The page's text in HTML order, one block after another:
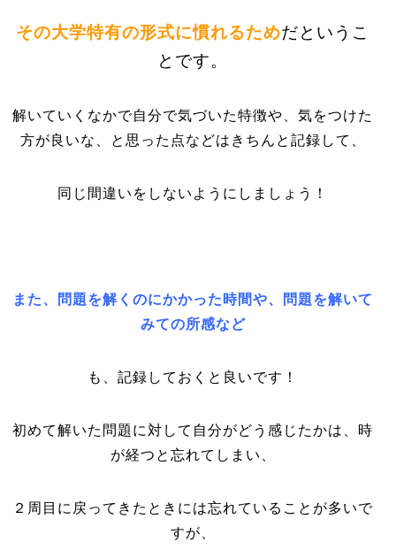
その大学特有の形式に慣れるためだというこ
とです。
解いていくなかで自分で気づいた特徴や、気をつけた
方が良いな、と思った点などはきちんと記録して、
同じ間違いをしないようにしましょう！
また、問題を解くのにかかった時間や、問題を解いて
みての所感など
も、記録しておくと良いです！
初めて解いた問題に対して自分がどう感じたかは、時
が経つと忘れてしまい、
２周目に戻ってきたときには忘れていることが多いで
すが、